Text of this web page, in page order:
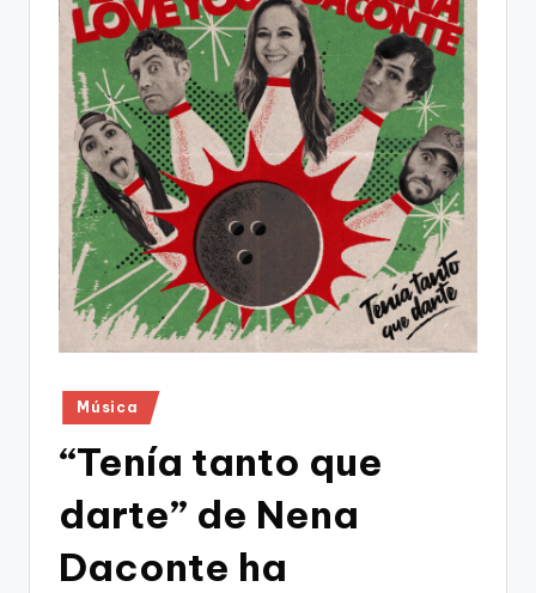
Publicado
en
Música
“Tenía tanto que
darte” de Nena
Daconte ha